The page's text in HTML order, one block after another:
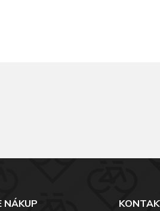
NÁKUP